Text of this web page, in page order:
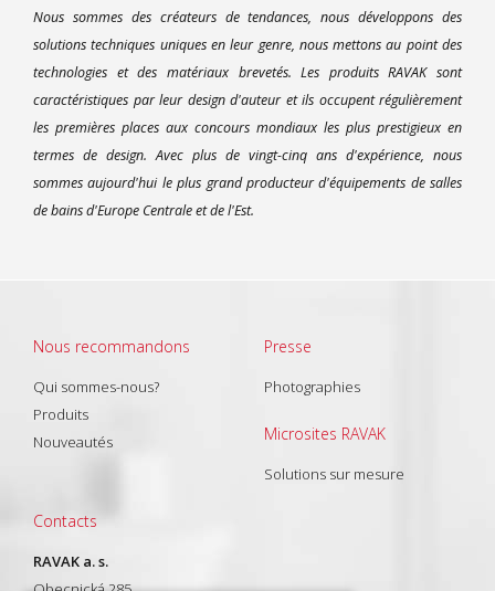
Nous sommes des créateurs de tendances, nous développons des
solutions techniques uniques en leur genre, nous mettons au point des
technologies et des matériaux brevetés. Les produits RAVAK sont
caractéristiques par leur design d'auteur et ils occupent régulièrement
les premières places aux concours mondiaux les plus prestigieux en
termes de design. Avec plus de vingt-cinq ans d'expérience, nous
sommes aujourd'hui le plus grand producteur d'équipements de salles
de bains d'Europe Centrale et de l'Est.
Nous recommandons
Qui sommes-nous?
Produits
Nouveautés
Presse
Photographies
Microsites RAVAK
Solutions sur mesure
Contacts
RAVAK a. s.